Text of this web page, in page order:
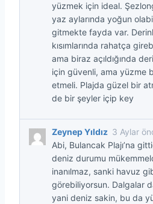
yüzmek için ideal.
yaz aylarında yoğun
gitmekte fayda var.
kısımlarında rahatça
ama biraz açıldığında
için güvenli, ama yüzme
etmeli. Plajda güzel bir
de bir şeyler içip key
Zeynep Yıldız 3 Aylar
Abi, Bulancak Plajı’na
deniz durumu
inanılmaz, sanki havuz
görebiliyorsun. Dalgalar
yani deniz sakin, bu da